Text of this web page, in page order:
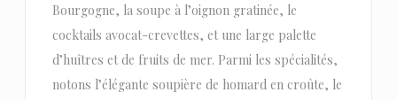
Bourgogne, la soupe à l’oignon gratinée, le
cocktails avocat-crevettes, et une large palette
d’huîtres et de fruits de mer. Parmi les spécialités,
notons l’élégante soupière de homard en croûte, le